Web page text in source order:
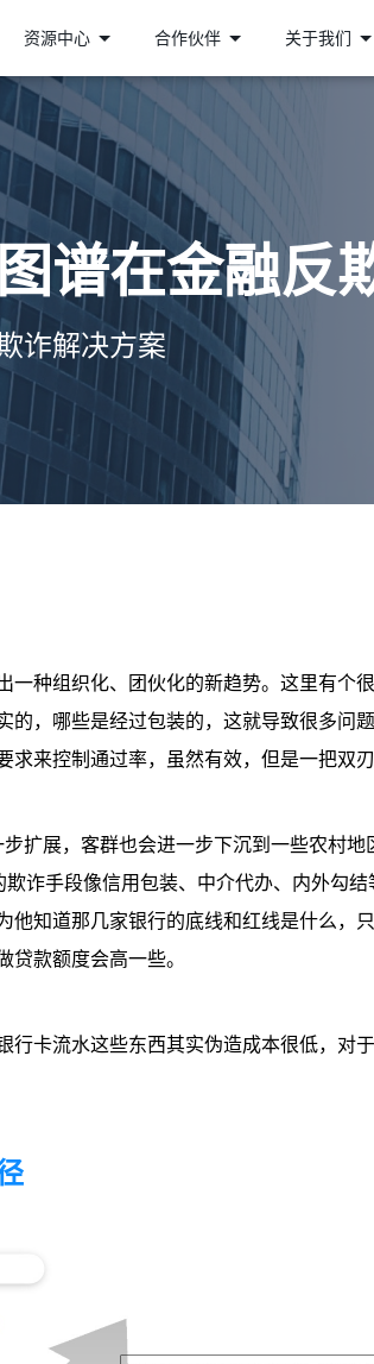
资源中心 合作伙伴 关于我们
谱在金融反
诈解决方案
一种组织化、团伙化的新趋势。这里有个
的，哪些是经过包装的，这就导致很多问
来控制通过率，虽然有效，但是一把双刃
扩展，客群也会进一步下沉到一些农村地
诈手段像信用包装、中介代办、内外勾
他知道那几家银行的底线和红线是什么，
款额度会高一些。
行卡流水这些东西其实伪造成本很低，对